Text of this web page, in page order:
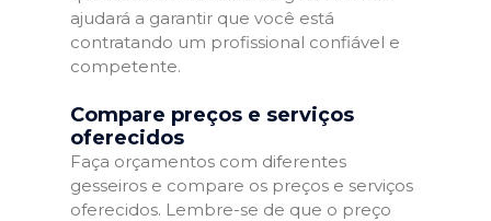
ajudará a garantir que você está
contratando um profissional confiável e
competente.
Compare preços e serviços
oferecidos
Faça orçamentos com diferentes
gesseiros e compare os preços e serviços
oferecidos. Lembre-se de que o preço